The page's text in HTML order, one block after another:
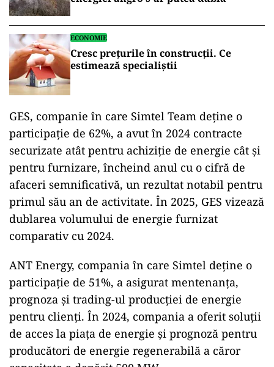
ECONOMIE
Cresc preţurile în construcții. Ce
estimează specialiștii
GES, companie în care Simtel Team deține o
participație de 62%, a avut în 2024 contracte
securizate atât pentru achiziție de energie cât și
pentru furnizare, încheind anul cu o cifră de
afaceri semnificativă, un rezultat notabil pentru
primul său an de activitate. În 2025, GES vizează
dublarea volumului de energie furnizat
comparativ cu 2024.
ANT Energy, compania în care Simtel deține o
participație de 51%, a asigurat mentenanța,
prognoza și trading-ul producției de energie
pentru clienți. În 2024, compania a oferit soluții
de acces la piața de energie și prognoză pentru
producători de energie regenerabilă a căror